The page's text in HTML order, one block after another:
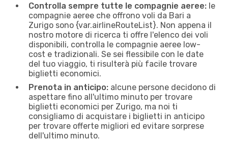
Controlla sempre tutte le compagnie aeree: le
compagnie aeree che offrono voli da Bari a
Zurigo sono {​var.airlineRouteList}. Non appena il
nostro motore di ricerca ti offre l'elenco dei voli
disponibili, controlla le compagnie aeree low-
cost e tradizionali. Se sei flessibile con le date
del tuo viaggio, ti risulterà più facile trovare
biglietti economici.
Prenota in anticipo: alcune persone decidono di
aspettare fino all'ultimo minuto per trovare
biglietti economici per Zurigo, ma noi ti
consigliamo di acquistare i biglietti in anticipo
per trovare offerte migliori ed evitare sorprese
dell'ultimo minuto.